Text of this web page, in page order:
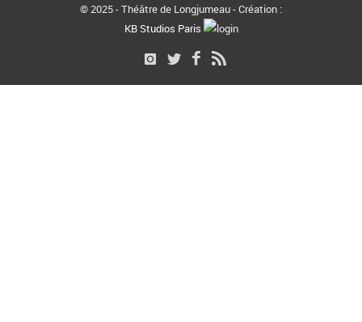
© 2025 - Théâtre de Longjumeau - Création :
KB Studios Paris